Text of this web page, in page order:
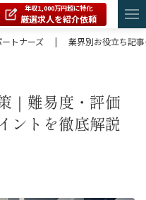
年収1,000万円超に特化
厳選求人を紹介依頼
トナーズ
| 業界別お役立ち記
｜難易度・評価
ントを徹底解説